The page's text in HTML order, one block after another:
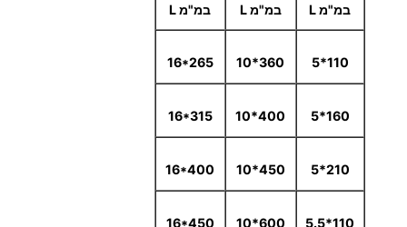
במ"מL במ"מL במ"מL
110*5
360*10
16*265
160*5
400*10
16*315
210*5
450*10
16*400
110*5.5
600*10
16*450